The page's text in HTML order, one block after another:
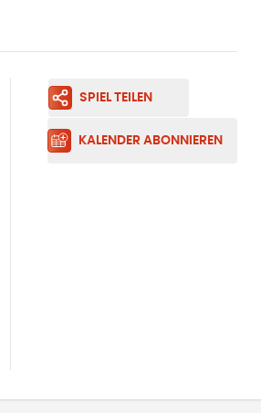
SPIEL TEILEN
KALENDER ABONNIEREN